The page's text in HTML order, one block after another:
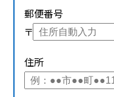
郵便番号
〒
住所